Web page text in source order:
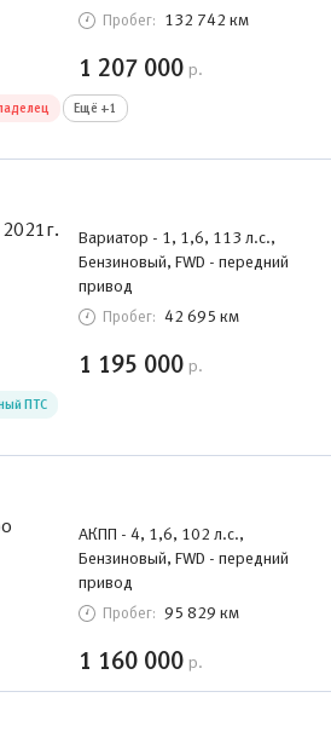
Пробег: 132 742 км
1 207 000 р.
Ещё +1
Вариатор - 1, 1,6, 113 л.с.,
Бензиновый, FWD - передний
привод
Пробег: 42 695 км
1 195 000 р.
ПТС
АКПП - 4, 1,6, 102 л.с.,
Бензиновый, FWD - передний
привод
Пробег: 95 829 км
1 160 000 р.